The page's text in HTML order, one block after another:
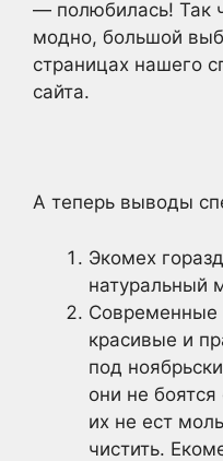
— полюбилась! Так
модно, большой
страницах нашего
сайта.
А теперь выводы
Экомех
натуральный
Современные
красивые и
под
они не
их не ест
чистить.